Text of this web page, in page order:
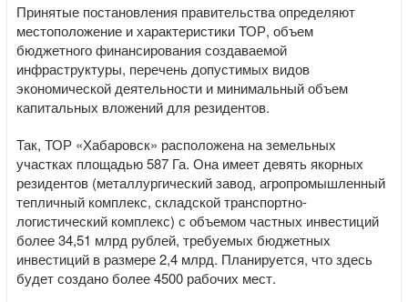
Принятые постановления правительства определяют
местоположение и характеристики ТОР, объем
бюджетного финансирования создаваемой
инфраструктуры, перечень допустимых видов
экономической деятельности и минимальный объем
капитальных вложений для резидентов.
Так, ТОР «Хабаровск» расположена на земельных
участках площадью 587 Га. Она имеет девять якорных
резидентов (металлургический завод, агропромышленный
тепличный комплекс, складской транспортно-
логистический комплекс) с объемом частных инвестиций
более 34,51 млрд рублей, требуемых бюджетных
инвестиций в размере 2,4 млрд. Планируется, что здесь
будет создано более 4500 рабочих мест.